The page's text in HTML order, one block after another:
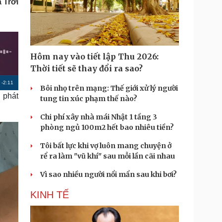
nghiệp 24h
Tin Công nghệ
Trải nghiệm
Chuyển đổi số
lịch
Tour
Podcast
Câu chuyện thời sự
Cửa sổ tình yêu
Kể chuyện cho bé
Trời
R
e
n
i
-2:11
phát
Hôm nay vào tiết lập Thu 2026:
Thời tiết sẽ thay đổi ra sao?
Bôi nhọ trên mạng: Thế giới xử lý người
tung tin xúc phạm thế nào?
Chi phí xây nhà mái Nhật 1 tầng 3
phòng ngủ 100m2 hết bao nhiêu tiền?
Tôi bất lực khi vợ luôn mang chuyện ở
rể ra làm "vũ khí" sau mỗi lần cãi nhau
Vì sao nhiều người nổi mẩn sau khi bơi?
KINH TẾ